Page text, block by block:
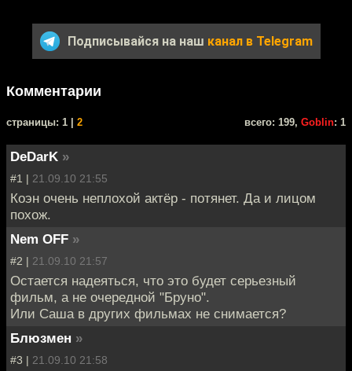
Подписывайся на наш канал в Telegram
Комментарии
cтраницы: 1 | 2 всего: 199, Goblin: 1
DeDarK »
#1 | 21.09.10 21:55
Коэн очень неплохой актёр - потянет. Да и лицом
похож.
Nem OFF »
#2 | 21.09.10 21:57
Остается надеяться, что это будет серьезный
фильм, а не очередной "Бруно".
Или Саша в других фильмах не снимается?
Блюзмен »
#3 | 21.09.10 21:58